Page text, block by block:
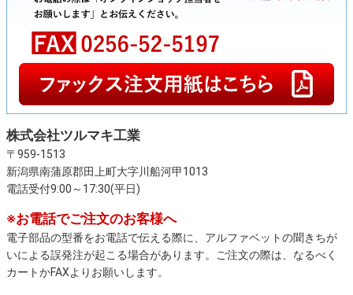
株式会社ツルマキ工業
〒959-1513
新潟県南蒲原郡田上町大字川船河甲1013
電話受付9:00～17:30(平日)
※お電話でご注文のお客様へ
電子部品の型番をお電話で伝える際に、アルファベットの聞きちが
いによる誤発注が起こる場合があります。ご注文の際は、なるべく
カートかFAXよりお願いします。